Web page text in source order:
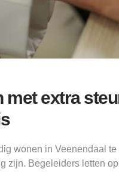
met extra
wonen in Veenendaal
zijn. Begeleiders letten